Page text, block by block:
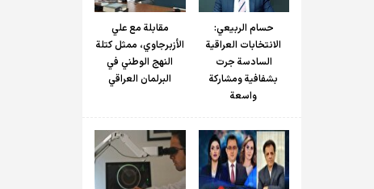
حسام الربیعي:
الانتخابات العراقية
السادسة جرت
بشفافية ومشاركة
واسعة
مقابلة مع علي
الأزبرجاوي، ممثل كتلة
النهج الوطني في
البرلمان العراقي